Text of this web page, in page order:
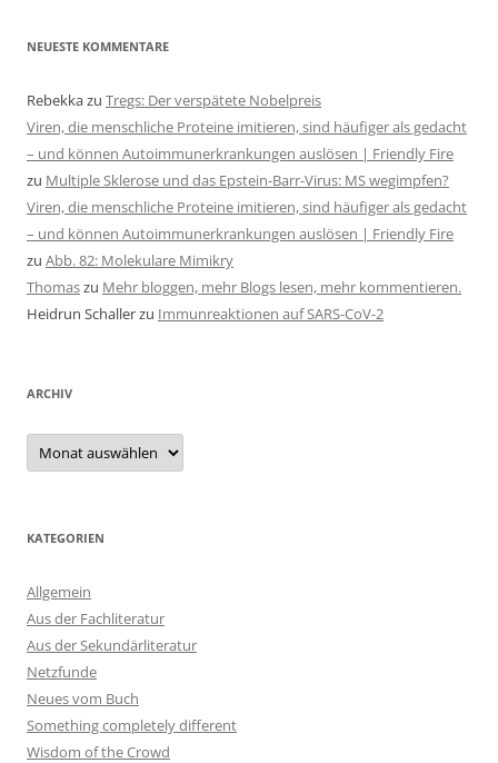
NEUESTE KOMMENTARE
Rebekkazu Tregs: Der verspätete Nobelpreis
Viren, die menschliche Proteine imitieren, sind häufiger als gedacht
– und können Autoimmunerkrankungen auslösen | Friendly Fire
zu Multiple Sklerose und das Epstein-Barr-Virus: MS wegimpfen?
Viren, die menschliche Proteine imitieren, sind häufiger als gedacht
– und können Autoimmunerkrankungen auslösen | Friendly Fire
zu Abb. 82: Molekulare Mimikry
Thomaszu Mehr bloggen, mehr Blogs lesen, mehr kommentieren.
Heidrun Schallerzu Immunreaktionen auf SARS-CoV-2
ARCHIV
Archiv
KATEGORIEN
Allgemein
Aus der Fachliteratur
Aus der Sekundärliteratur
Netzfunde
Neues vom Buch
Something completely different
Wisdom of the Crowd